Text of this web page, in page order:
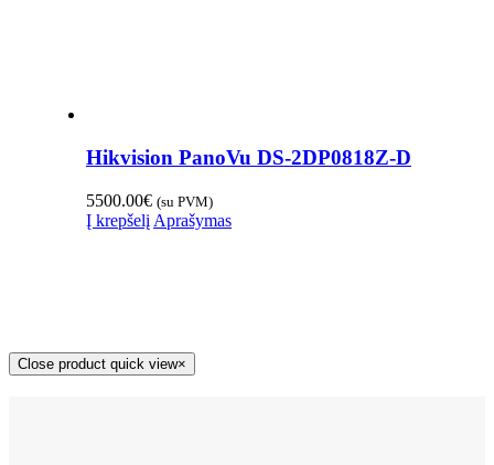
Hikvision PanoVu DS-2DP0818Z-D
5500.00€ (su PVM)
Į krepšelį Aprašymas
Close product quick view×